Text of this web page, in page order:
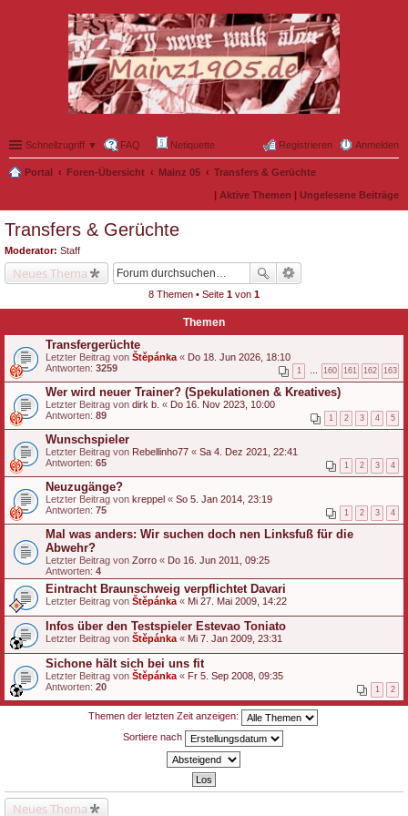
Schnellzugriff ▼ FAQ Netiquette Anmelden
Registrieren
Portal Foren-Übersicht Mainz 05 Transfers & Gerüchte
| Aktive Themen | Ungelesene Beiträge
Transfers & Gerüchte
Moderator: Staff
Neues Thema
8 Themen • Seite 1 von 1
Themen
Transfergerüchte
Letzter Beitrag von Štěpánka « Do 18. Jun 2026, 18:10
Antworten: 3259 1 160 161 162 163
Wer wird neuer Trainer? (Spekulationen & Kreatives)
Letzter Beitrag von dirk b. « Do 16. Nov 2023, 10:00
Antworten: 89 1 2 3 4 5
Wunschspieler
Letzter Beitrag von Rebellinho77 « Sa 4. Dez 2021, 22:41
Antworten: 65 1 2 3 4
Neuzugänge?
Letzter Beitrag von kreppel « So 5. Jan 2014, 23:19
Antworten: 75 1 2 3 4
Mal was anders: Wir suchen doch nen Linksfuß für die
Abwehr?
Letzter Beitrag von Zorro « Do 16. Jun 2011, 09:25
Antworten: 4
Eintracht Braunschweig verpflichtet Davari
Letzter Beitrag von Štěpánka « Mi 27. Mai 2009, 14:22
Infos über den Testspieler Estevao Toniato
Letzter Beitrag von Štěpánka « Mi 7. Jan 2009, 23:31
Sichone hält sich bei uns fit
Letzter Beitrag von Štěpánka « Fr 5. Sep 2008, 09:35
Antworten: 20 1 2
Themen der letzten Zeit anzeigen:
Sortiere nach
Neues Thema